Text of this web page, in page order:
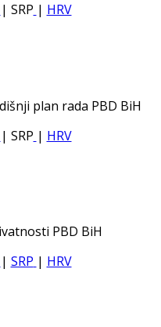
| SRP | HRV
plan rada PBD BiH
| SRP | HRV
PBD BiH
| SRP | HRV